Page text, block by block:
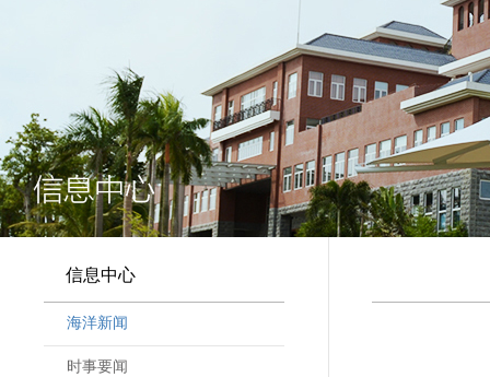
信息中心
海洋新闻
时事要闻